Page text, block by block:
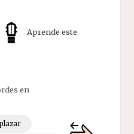
Aprende este
en